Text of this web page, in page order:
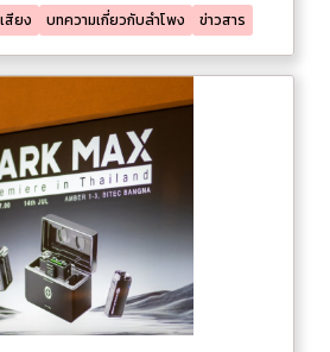
สียง บทความเกี่ยวกับลำโพง ข่าวสาร